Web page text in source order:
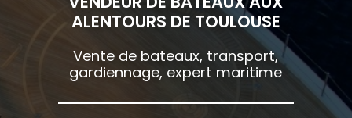
ALENTOURS DE TOULOUSE
Vente de bateaux, transport,
gardiennage, expert maritime